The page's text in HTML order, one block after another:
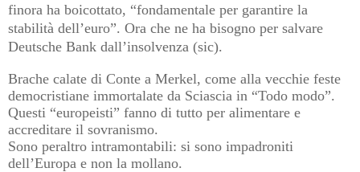
finora ha boicottato, “fondamentale per garantire la
stabilità dell’euro”. Ora che ne ha bisogno per salvare
Deutsche Bank dall’insolvenza (sic).
Brache calate di Conte a Merkel, come alla vecchie feste
democristiane immortalate da Sciascia in “Todo modo”.
Questi “europeisti” fanno di tutto per alimentare e
accreditare il sovranismo.
Sono peraltro intramontabili: si sono impadroniti
dell’Europa e non la mollano.